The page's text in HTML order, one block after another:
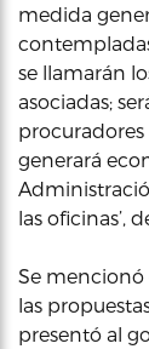
medida
se llamarán
asociadas;
generará
las oficinas’,
Se mencionó
las
presentó al